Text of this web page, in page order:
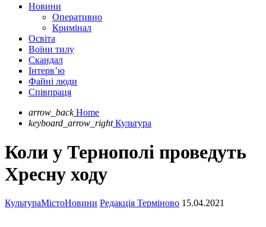
Новини
Оперативно
Кримінал
Освіта
Воїни тилу
Скандал
Інтерв’ю
Файні люди
Співпраця
arrow_back Home
keyboard_arrow_right Культура
Коли у Тернополі проведуть
Хресну ходу
КультураМістоНовини Редакція Терміново 15.04.2021